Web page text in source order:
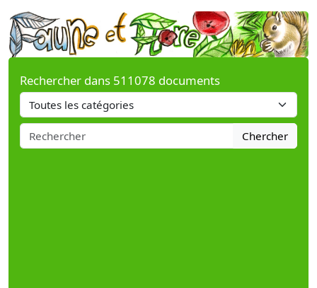
Rechercher dans 511078 documents
Chercher